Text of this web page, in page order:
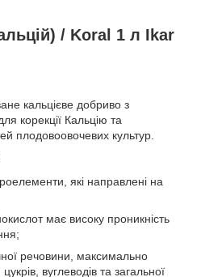
/ Koral 1 л Ikar
кальцієве добриво з
корекції Кальцію та
плодовоовочевих культур.
які направлені на
має високу проникність
речовини, максимально
вуглеводів та загальної